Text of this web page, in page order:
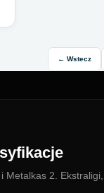
← Wstecz
2.